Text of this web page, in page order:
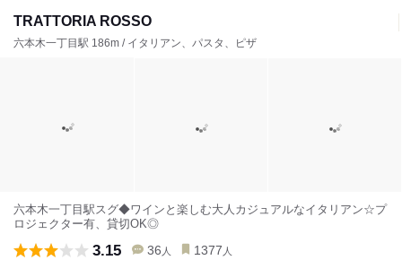
TRATTORIA ROSSO
六本木一丁目駅 186m / イタリアン、パスタ、ピザ
六本木一丁目駅スグ◆ワインと楽しむ大人カジュアルなイタリアン☆プ
ロジェクター有、貸切OK◎
3.15 36 人 1377 人